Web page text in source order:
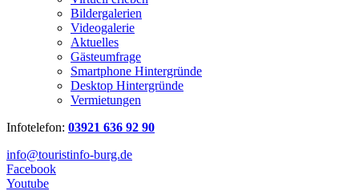
Bildergalerien
Videogalerie
Aktuelles
Gästeumfrage
Smartphone Hintergründe
Desktop Hintergründe
Vermietungen
Infotelefon: 03921 636 92 90
info@touristinfo-burg.de
Facebook
Youtube